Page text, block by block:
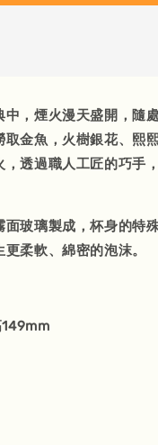
中，煙火漫天盛開，隨
取金魚，火樹銀花、熙
，透過職人工匠的巧手
面玻璃製成，杯身的特
柔軟、綿密的泡沫。